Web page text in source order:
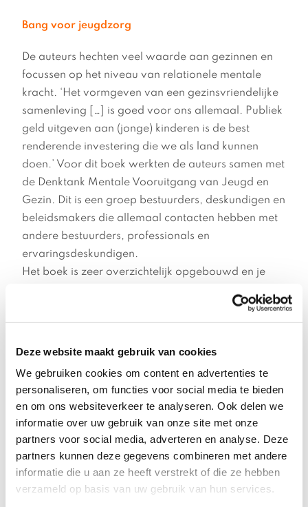
Deze website maakt gebruik van cookies
We gebruiken cookies om content en advertenties te
personaliseren, om functies voor social media te bieden
en om ons websiteverkeer te analyseren. Ook delen we
informatie over uw gebruik van onze site met onze
partners voor social media, adverteren en analyse. Deze
partners kunnen deze gegevens combineren met andere
informatie die u aan ze heeft verstrekt of die ze hebben
verzameld op basis van uw gebruik van hun services.
Bang voor jeugdzorg
De auteurs hechten veel waarde aan gezinnen en
focussen op het niveau van relationele mentale
kracht. ‘Het vormgeven van een gezinsvriendelijke
samenleving […] is goed voor ons allemaal. Publiek
geld uitgeven aan (jonge) kinderen is de best
renderende investering die we als land kunnen
doen.’ Voor dit boek werkten de auteurs samen met
de Denktank Mentale Vooruitgang van Jeugd en
Gezin. Dit is een groep bestuurders, deskundigen en
beleidsmakers die allemaal contacten hebben met
andere bestuurders, professionals en
ervaringsdeskundigen.
Het boek is zeer overzichtelijk opgebouwd en je
snel doorheen wilt, lees je alleen de kaarten en
denkmodellen en ben je in 30 minuten klaar.
floreren. Vanuit 2050 kijken we terug op onze tijd
en constateren we dat opvoeden rond 2022 als
‘een pittige opgave’ werd ervaren. Opvoeders
waren onzeker en wisten vaak niet goed waar ze
heen konden met problemen in het gezin. Door
allerlei incidenten waren de eerder bang voor
jeugdzorg dan dat ze erop konden vertrouwen.